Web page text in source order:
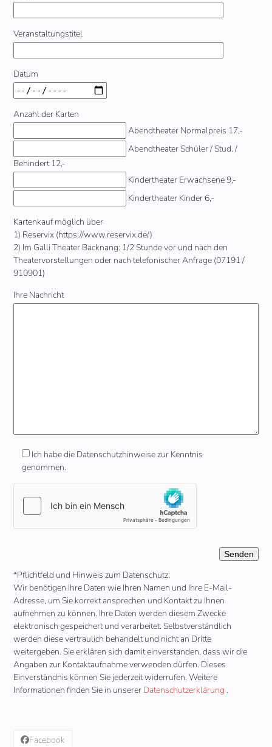
Veranstaltungstitel
Datum
Anzahl der Karten
Abendtheater Normalpreis 17,-
Abendtheater Schüler / Stud. /
Behindert 12,-
Kindertheater Erwachsene 9,-
Kindertheater Kinder 6,-
Kartenkauf möglich über
1) Reservix (https://www.reservix.de/)
2) Im Galli Theater Backnang: 1/2 Stunde vor und nach den
Theatervorstellungen oder nach telefonischer Anfrage (07191 /
910901)
Ihre Nachricht
Ich habe die Datenschutzhinweise zur Kenntnis
genommen.
lasse
dieses
Feld
leer.
*Pflichtfeld und Hinweis zum Datenschutz:
Wir benötigen Ihre Daten wie Ihren Namen und Ihre E-Mail-
Adresse, um Sie korrekt ansprechen und Kontakt zu Ihnen
aufnehmen zu können. Ihre Daten werden diesem Zwecke
elektronisch gespeichert und verarbeitet. Selbstverständlich
werden diese vertraulich behandelt und nicht an Dritte
weitergeben. Sie erklären sich damit einverstanden, dass wir die
Angaben zur Kontaktaufnahme verwenden dürfen. Dieses
Einverständnis können Sie jederzeit widerrufen. Weitere
Informationen finden Sie in unserer Datenschutzerklärung .
Facebook